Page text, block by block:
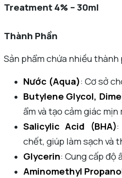
Treatment 4% – 30ml
Thành Phần
Sản phẩm chứa nhiều
Nước (Aqua): Cơ sở
Butylene Glycol,
ẩm và tạo cảm giác mịn
Salicylic Acid (BHA)
chết, giúp làm sạch và
Glycerin: Cung cấp độ
Aminomethyl